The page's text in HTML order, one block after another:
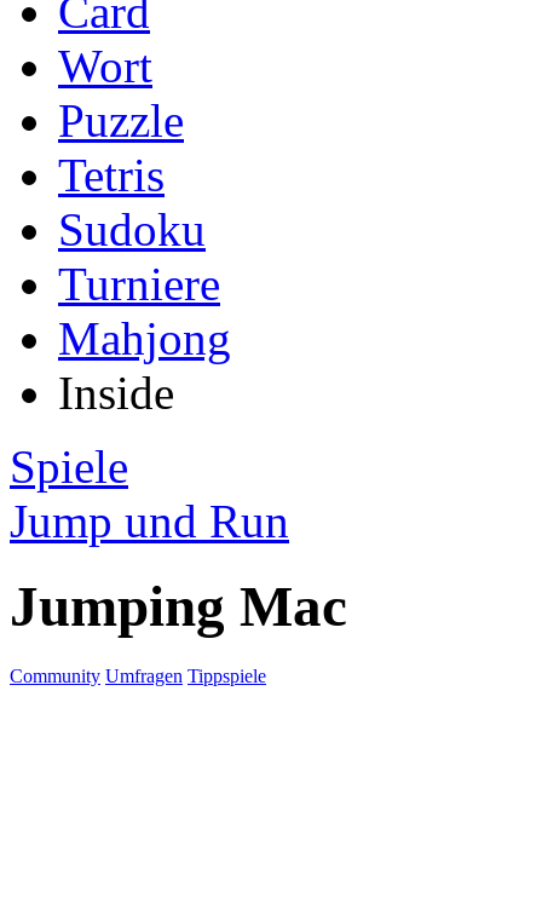
Card
Wort
Puzzle
Tetris
Sudoku
Turniere
Mahjong
Inside
Spiele
Jump und Run
Jumping Mac
Community Umfragen Tippspiele